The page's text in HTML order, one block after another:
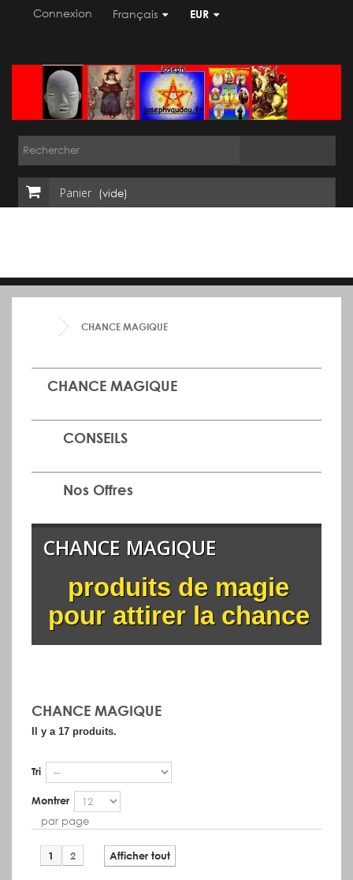
Connexion Français EUR
Panier (vide)
CHANCE MAGIQUE
CHANCE MAGIQUE
CONSEILS
Nos Offres
CHANCE MAGIQUE
produits de magie
pour attirer la chance
CHANCE MAGIQUE
Il y a 17 produits.
Tri
Montrer
par page
Afficher tout
1 2